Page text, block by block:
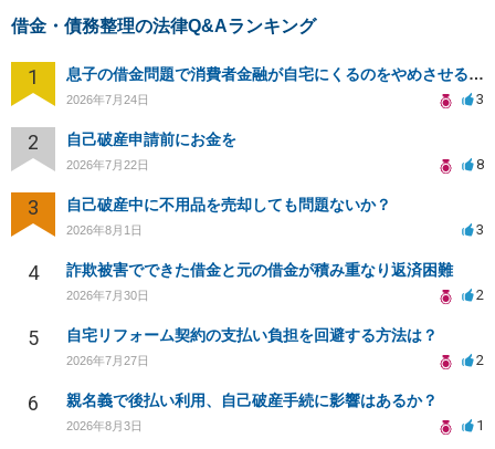
借金・債務整理の法律Q&Aランキング
1 息子の借金問題で消費者金融が自宅にくるのをやめさせる方法はないですか？
2026年7月24日 3
2 自己破産申請前にお金を
2026年7月22日 8
3 自己破産中に不用品を売却しても問題ないか？
2026年8月1日 3
4 詐欺被害でできた借金と元の借金が積み重なり返済困難
2026年7月30日 2
5 自宅リフォーム契約の支払い負担を回避する方法は？
2026年7月27日 2
6 親名義で後払い利用、自己破産手続に影響はあるか？
2026年8月3日 1